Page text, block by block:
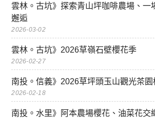
雲林。古坑》探索青山坪咖啡農場、一
邂逅
2026-03-02
雲林。古坑》2026草嶺石壁櫻花季
2026-02-27
南投。信義》2026草坪頭玉山觀光茶園
2026-02-18
南投。水里》阿本農場櫻花、油菜花交